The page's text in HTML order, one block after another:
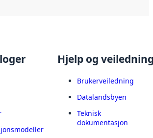
Hjelp og
Brukerveiledning
Datalandsbyen
Teknisk
dokumentasjon